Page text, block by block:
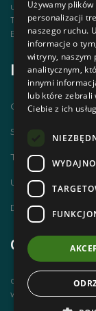
ul. Krupówki 12, 34-
Telefon | +48 1820
Email |
Informacje
Chodzimy po
Szlaki Tatr Polskich
Tatrzańskie
Ubezpieczenie
Dworzec Tatrzański
Godziny
czynne od
w godz. 8 00 – 14
Używamy
personalizacji
naszego ruchu.
informacje o
witryny, naszym
analitycznym,
innymi
lub które zebrali
Ciebie z ich